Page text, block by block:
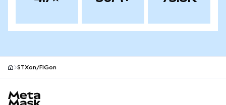
STXon/FIGon